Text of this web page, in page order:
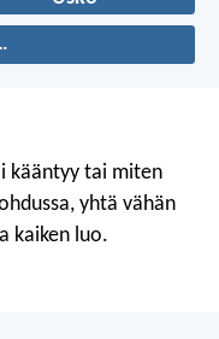
kääntyy tai miten
yhtä vähän
kaiken luo.